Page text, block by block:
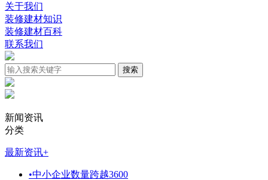
关于我们
装修建材知识
装修建材百科
联系我们
新闻资讯
分类
最新资讯+
•中小企业数量跨越3600